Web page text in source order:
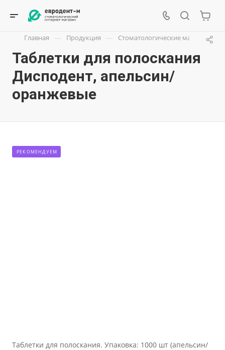
Главная — Продукция — Стоматологические материалы
Таблетки для полоскания
Дисподент, апельсин/
оранжевые
РЕКОМЕНДУЕМ
Таблетки для полоскания. Упаковка: 1000 шт (апельсин/